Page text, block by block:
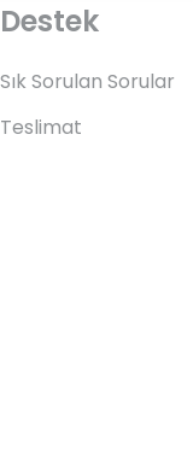
Destek
Sık Sorulan Sorular
Teslimat